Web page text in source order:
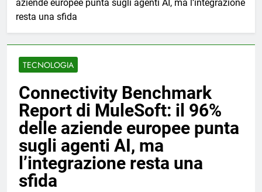
aziende europee punta sugli agenti AI, ma l’integrazione
resta una sfida
TECNOLOGIA
Connectivity Benchmark
Report di MuleSoft: il 96%
delle aziende europee punta
sugli agenti AI, ma
l’integrazione resta una
sfida